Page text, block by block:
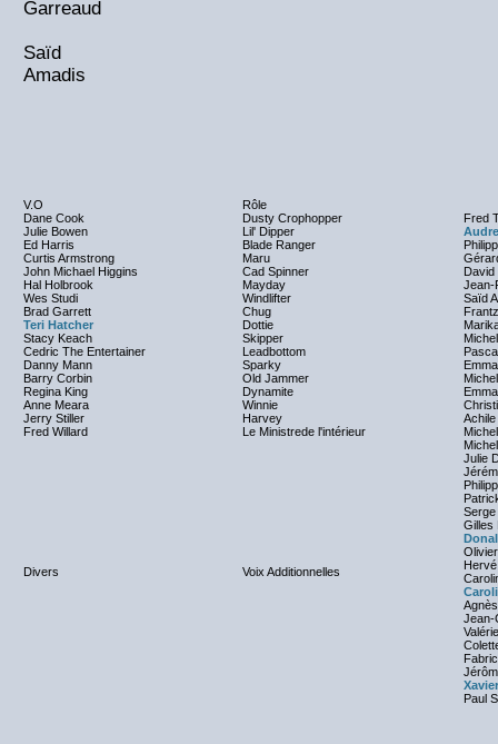
Garreaud
Saïd
Amadis
V.O
Rôle
Dane Cook
Dusty Crophopper
Fred
Julie Bowen
Lil' Dipper
Ed Harris
Blade Ranger
Curtis Armstrong
Maru
John Michael Higgins
Cad Spinner
David
Hal Holbrook
Mayday
Jean-
Wes Studi
Windlifter
Saïd
Brad Garrett
Chug
Teri Hatcher
Dottie
Stacy Keach
Skipper
Cedric The Entertainer
Leadbottom
Danny Mann
Sparky
Barry Corbin
Old Jammer
Regina King
Dynamite
Anne Meara
Winnie
Jerry Stiller
Harvey
Fred Willard
Le Ministrede l'intérieur
Divers Voix Additionnelles
Julie
Gilles
Jean-
Paul